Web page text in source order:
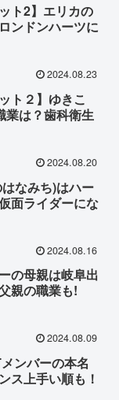
ト2】エリカの
ンドンハーツに
2024.08.23
ト２】ゆきこ
業は？歯科衛生
2024.08.20
なみち)はハー
面ライダーにな
2024.08.16
の母親は岐阜出
親の職業も!
2024.08.09
ンバーの本名
ス上手い順も！